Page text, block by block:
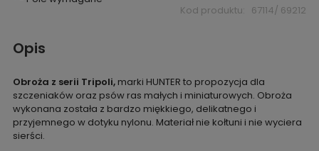
Kod produktu: 67114/ 69212
Opis
Obroża z serii Tripoli,marki HUNTER to propozycja dla
szczeniaków oraz psów ras małych i miniaturowych. Obroża
wykonana została z bardzo miękkiego, delikatnego i
przyjemnego w dotyku nylonu. Materiał nie kołtuni i nie wyciera
sierści.